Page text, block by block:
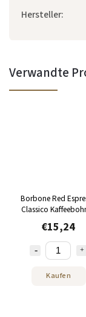
Hersteller:
Verwandte
Borbone Red
Classico
1 kg
€15,24
Kaufen